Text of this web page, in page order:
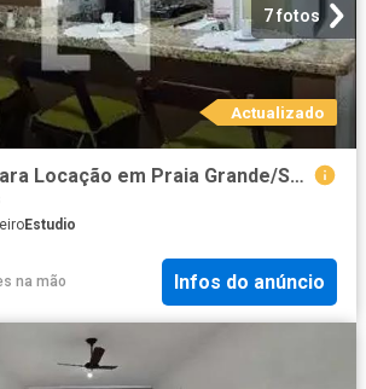
7 fotos
Actualizado
Kitnet / Stúdio para Locação em Praia Grande/SP Guilhermina 1 Quartos
Estudio
na mão Infos do anúncio